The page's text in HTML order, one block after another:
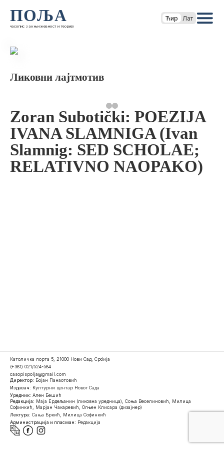
ПОЉА
часопис за књижевност и теорију
Ћир Лат
Ликовни лајтмотив
Zoran Subotički: POEZIJA
IVANA SLAMNIGA (Ivan
Slamnig: SED SCHOLAE;
RELATIVNO NAOPAKO)
Католичка порта 5, 21000 Нови Сад, Србија
(+381) 021/524-584
casopispolja@gmail.com
Директор: Бојан Панаотовић
Издавач: Културни центар Новог Сада
Уредник: Ален Бешић
Редакција: Маја Ердељанин (ликовна уредница), Соња Веселиновић, Милица
Софинкић, Марјан Чакаревић, Огњен Клисара (дизајнер)
Лектура: Сања Бркић, Милица Софинкић
Администрација и пласман: Редакција